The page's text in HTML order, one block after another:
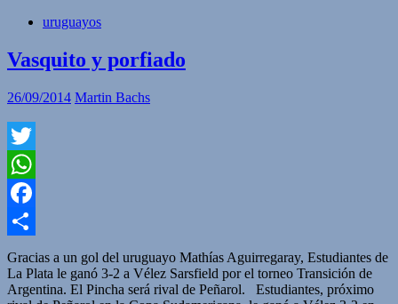
uruguayos
Vasquito y porfiado
26/09/2014 Martin Bachs
Twitter
WhatsApp
Facebook
Compartir
Gracias a un gol del uruguayo Mathías Aguirregaray, Estudiantes de
La Plata le ganó 3-2 a Vélez Sarsfield por el torneo Transición de
Argentina. El Pincha será rival de Peñarol. Estudiantes, próximo